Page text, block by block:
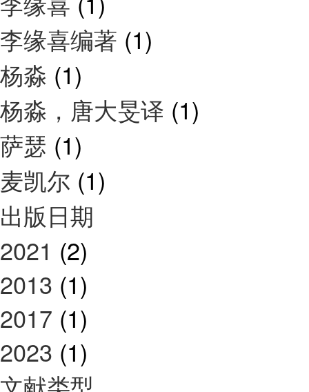
李缘喜编著 (1)
杨淼 (1)
杨淼，唐大旻译 (1)
萨瑟 (1)
麦凯尔 (1)
出版日期
2021 (2)
2013 (1)
2017 (1)
2023 (1)
文献类型